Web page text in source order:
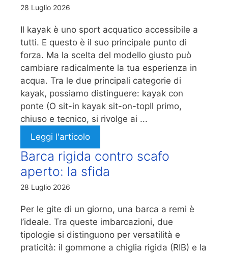
28 Luglio 2026
Il kayak è uno sport acquatico accessibile a
tutti. E questo è il suo principale punto di
forza. Ma la scelta del modello giusto può
cambiare radicalmente la tua esperienza in
acqua. Tra le due principali categorie di
kayak, possiamo distinguere: kayak con
ponte (O sit-in kayak sit-on-topIl primo,
chiuso e tecnico, si rivolge ai ...
Leggi l'articolo
Barca rigida contro scafo
aperto: la sfida
28 Luglio 2026
Per le gite di un giorno, una barca a remi è
l’ideale. Tra queste imbarcazioni, due
tipologie si distinguono per versatilità e
praticità: il gommone a chiglia rigida (RIB) e la